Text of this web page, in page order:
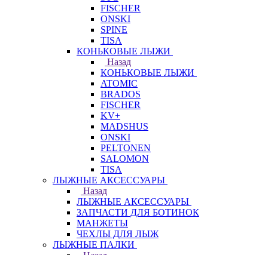
FISCHER
ONSKI
SPINE
TISA
КОНЬКОВЫЕ ЛЫЖИ
Назад
КОНЬКОВЫЕ ЛЫЖИ
ATOMIC
BRADOS
FISCHER
KV+
MADSHUS
ONSKI
PELTONEN
SALOMON
TISA
ЛЫЖНЫЕ АКСЕССУАРЫ
Назад
ЛЫЖНЫЕ АКСЕССУАРЫ
ЗАПЧАСТИ ДЛЯ БОТИНОК
МАНЖЕТЫ
ЧЕХЛЫ ДЛЯ ЛЫЖ
ЛЫЖНЫЕ ПАЛКИ